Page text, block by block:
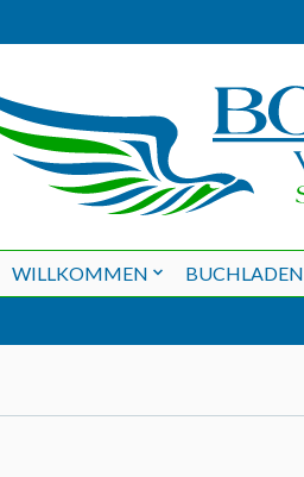
WILLKOMMEN BUCHLADEN